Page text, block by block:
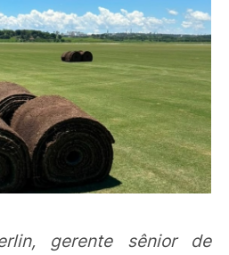
gerente sênior de